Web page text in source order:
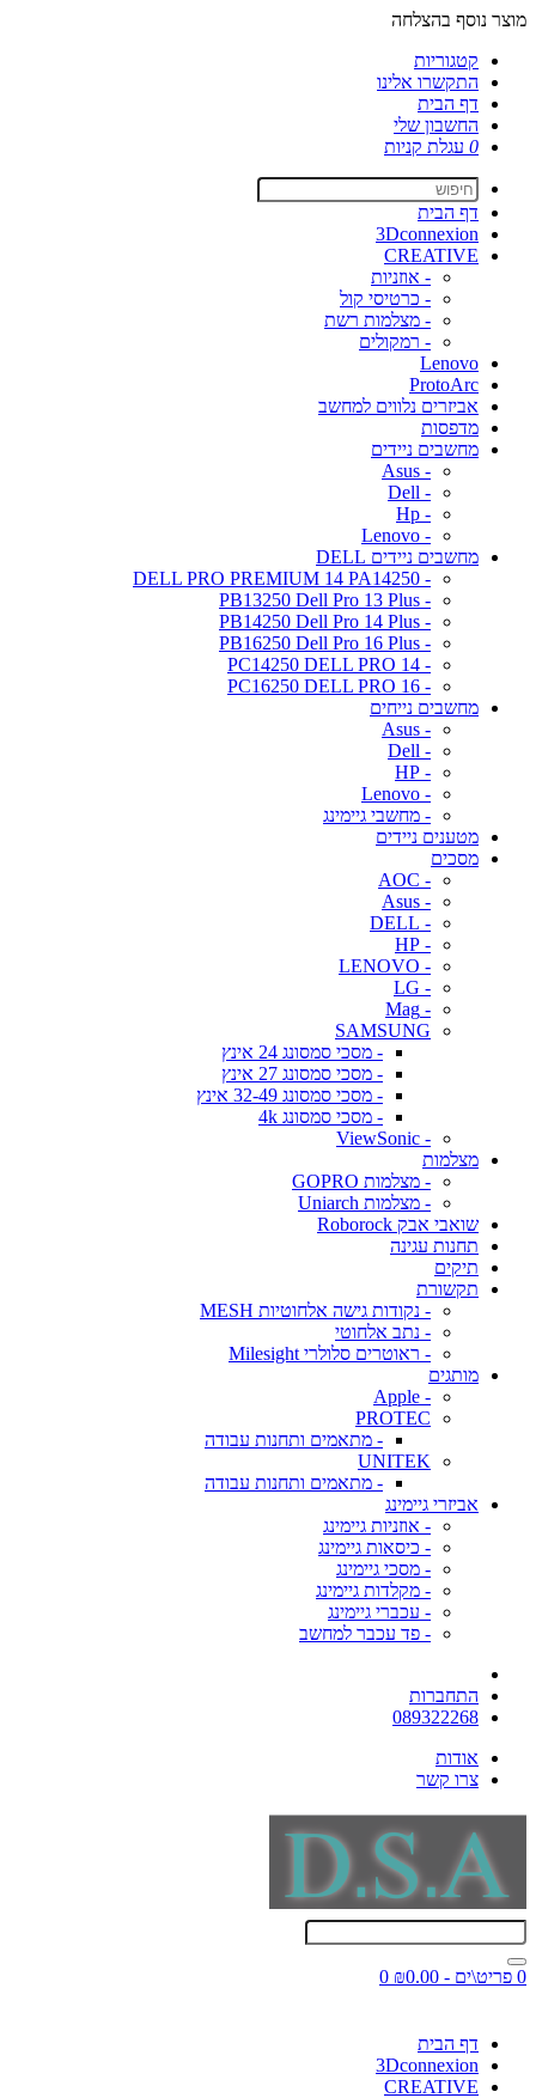
מוצר נוסף בהצלחה
קטגוריות
התקשרו אלינו
דף הבית
החשבון שלי
0 עגלת קניות
דף הבית
3Dconnexion
CREATIVE
- אוזניות
- כרטיסי קול
- מצלמות רשת
- רמקולים
Lenovo
ProtoArc
אביזרים נלווים למחשב
מדפסות
מחשבים ניידים
- Asus
- Dell
- Hp
- Lenovo
מחשבים ניידים DELL
- DELL PRO PREMIUM 14 PA14250
- PB13250 Dell Pro 13 Plus
- PB14250 Dell Pro 14 Plus
- PB16250 Dell Pro 16 Plus
- PC14250 DELL PRO 14
- PC16250 DELL PRO 16
מחשבים נייחים
- Asus
- Dell
- HP
- Lenovo
- מחשבי גיימינג
מטענים ניידים
מסכים
- AOC
- Asus
- DELL
- HP
- LENOVO
- LG
- Mag
SAMSUNG
- מסכי סמסונג 24 אינץ
- מסכי סמסונג 27 אינץ
- מסכי סמסונג 32-49 אינץ
- מסכי סמסונג 4k
- ViewSonic
מצלמות
- מצלמות GOPRO
- מצלמות Uniarch
שואבי אבק Roborock
תחנות עגינה
תיקים
תקשורת
- נקודות גישה אלחוטיות MESH
- נתב אלחוטי
- ראוטרים סלולרי Milesight
מותגים
- Apple
PROTEC
- מתאמים ותחנות עבודה
UNITEK
- מתאמים ותחנות עבודה
אביזרי גיימינג
- אוזניות גיימינג
- כיסאות גיימינג
- מסכי גיימינג
- מקלדות גיימינג
- עכברי גיימינג
- פד עכבר למחשב
התחברות
089322268
אודות
צרו קשר
0 פריט\ים - ₪0.00 0
דף הבית
3Dconnexion
CREATIVE